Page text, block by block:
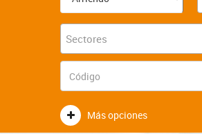
Sectores
Más opciones